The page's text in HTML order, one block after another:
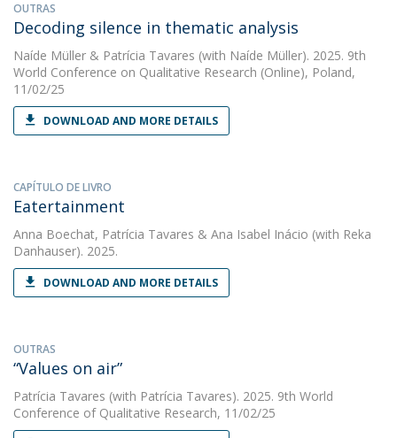
OUTRAS
Decoding silence in thematic analysis
Naíde Müller & Patrícia Tavares (with Naíde Müller). 2025. 9th
World Conference on Qualitative Research (Online), Poland,
11/02/25
DOWNLOAD AND MORE DETAILS
CAPÍTULO DE LIVRO
Eatertainment
Anna Boechat, Patrícia Tavares & Ana Isabel Inácio (with Reka
Danhauser). 2025.
DOWNLOAD AND MORE DETAILS
OUTRAS
“Values on air”
Patrícia Tavares (with Patrícia Tavares). 2025. 9th World
Conference of Qualitative Research, 11/02/25